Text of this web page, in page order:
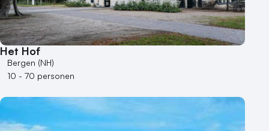
Het Hof
Bergen (NH)
10 - 70 personen